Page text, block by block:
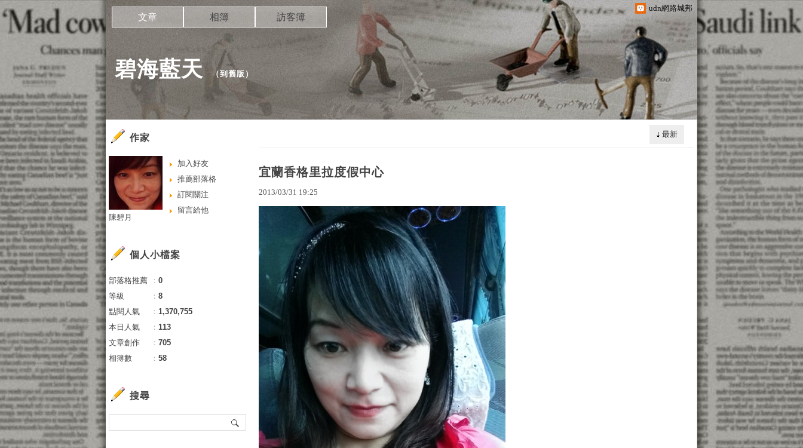
udn網路城邦
碧海藍天 （到舊版 ）
文章 相簿 訪客簿
最新
宜蘭香格里拉度假中心
2013/03/31 19:25
作家
加入好友
推薦部落格
訂閱關注
留言給他
陳碧月
個人小檔案
部落格推薦 ： 0
等級
： 8
點閱人氣
： 1,370,755
本日人氣
： 113
文章創作
： 705
相簿數
： 58
搜尋